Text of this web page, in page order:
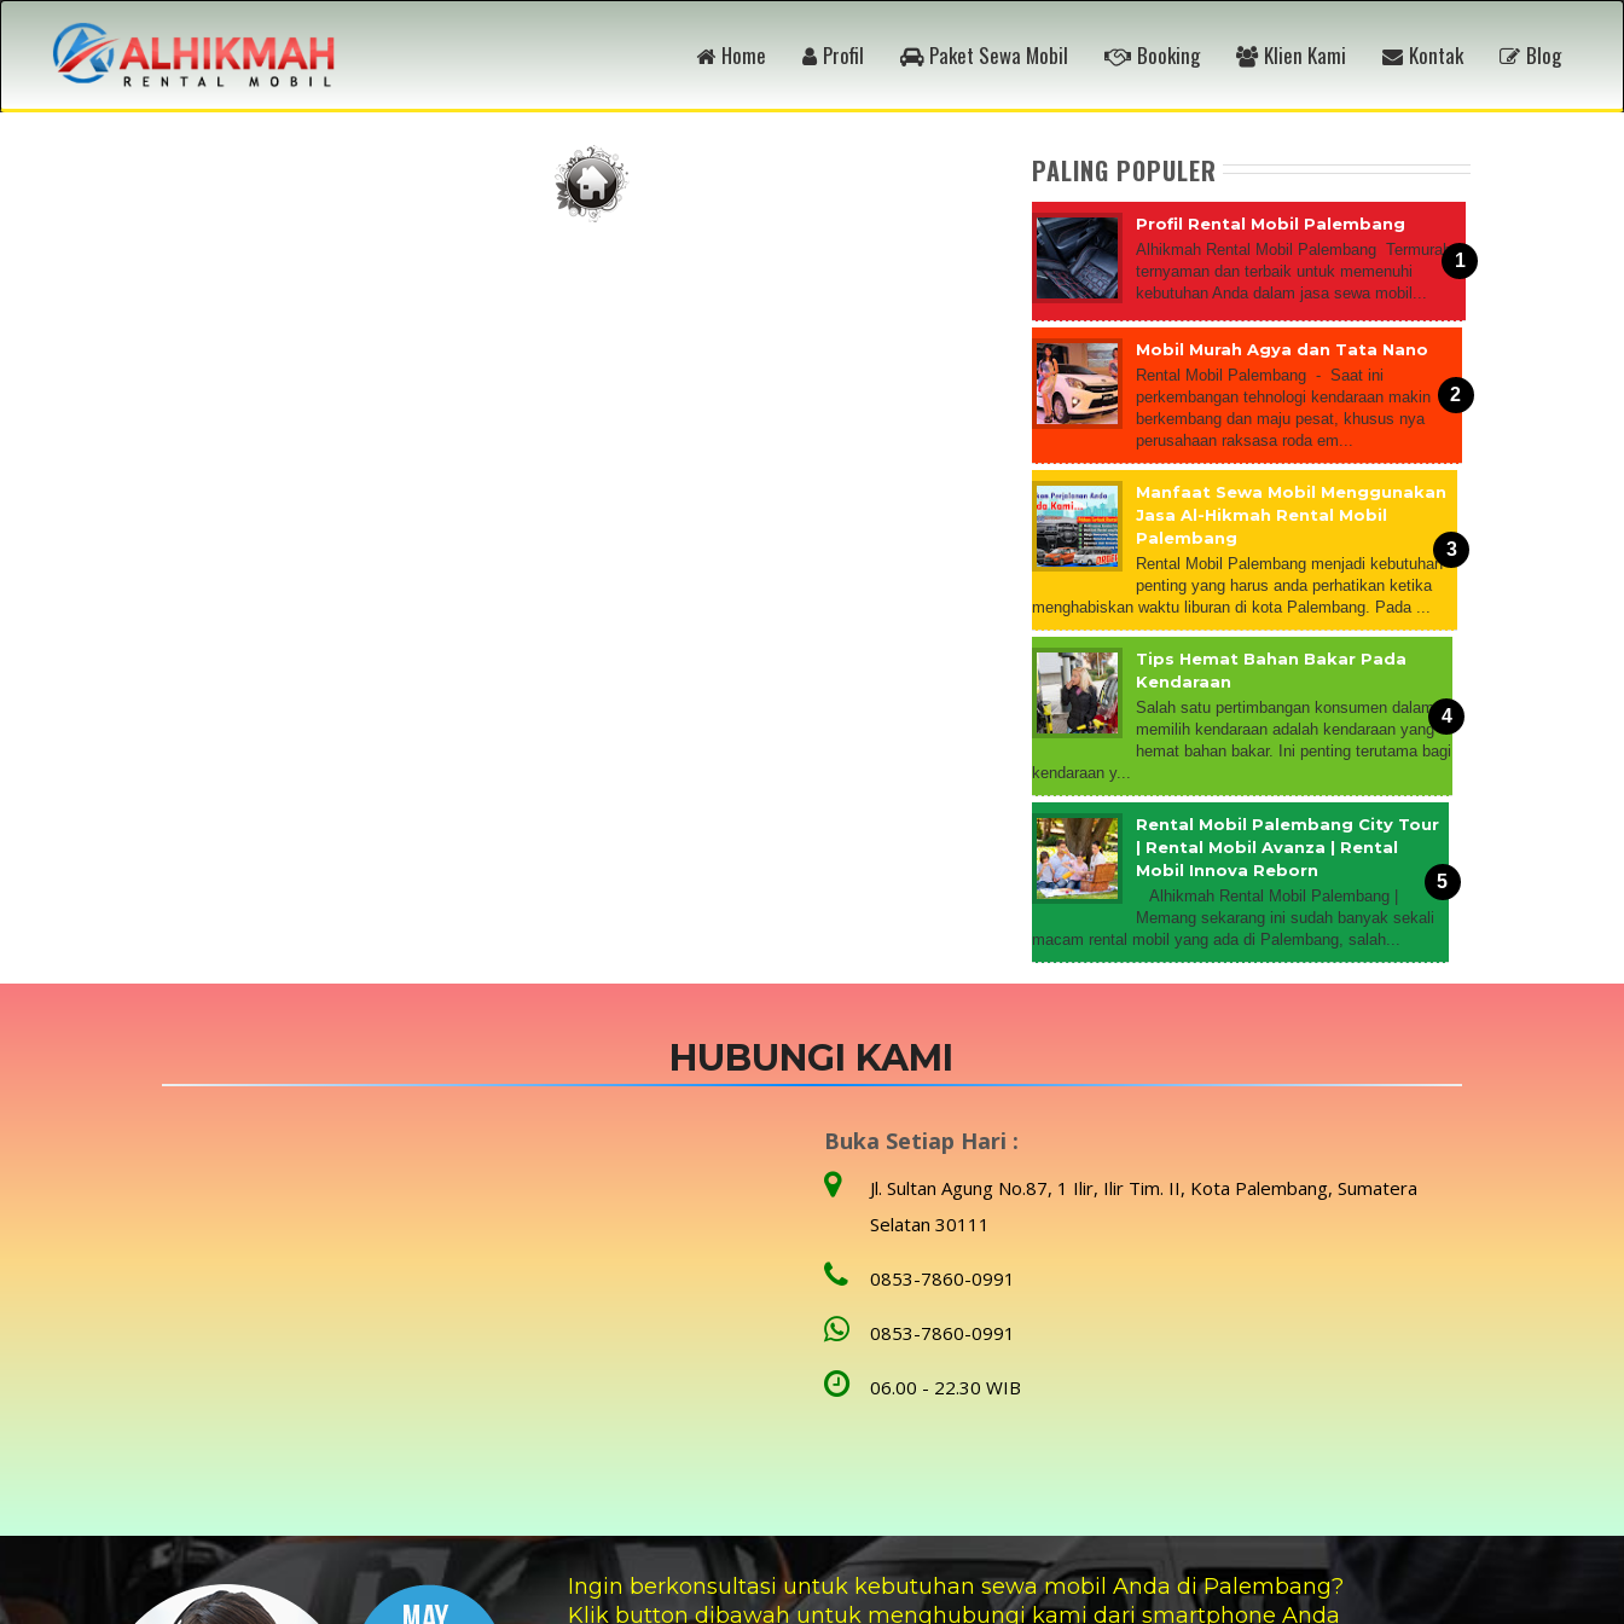
Home Profil Paket Sewa Mobil Booking Klien Kami Kontak Blog
PALING POPULER
Profil Rental Mobil Palembang
Alhikmah Rental Mobil Palembang Termurah,
ternyaman dan terbaik untuk memenuhi
kebutuhan Anda dalam jasa sewa mobil...
Mobil Murah Agya dan Tata Nano
Rental Mobil Palembang - Saat ini
perkembangan tehnologi kendaraan makin
berkembang dan maju pesat, khusus nya
perusahaan raksasa roda em...
Manfaat Sewa Mobil Menggunakan
Jasa Al-Hikmah Rental Mobil
Palembang
Rental Mobil Palembang menjadi kebutuhan
penting yang harus anda perhatikan ketika
menghabiskan waktu liburan di kota Palembang. Pada ...
Tips Hemat Bahan Bakar Pada
Kendaraan
Salah satu pertimbangan konsumen dalam
memilih kendaraan adalah kendaraan yang
hemat bahan bakar. Ini penting terutama bagi
kendaraan y...
Rental Mobil Palembang City Tour
| Rental Mobil Avanza | Rental
Mobil Innova Reborn
Alhikmah Rental Mobil Palembang |
Memang sekarang ini sudah banyak sekali
macam rental mobil yang ada di Palembang, salah...
HUBUNGI KAMI
Buka Setiap Hari :
Jl. Sultan Agung No.87, 1 Ilir, Ilir Tim. II, Kota Palembang, Sumatera
Selatan 30111
0853-7860-0991
0853-7860-0991
06.00 - 22.30 WIB
Ingin berkonsultasi untuk kebutuhan sewa mobil Anda di Palembang?
Klik button dibawah untuk menghubungi kami dari smartphone Anda